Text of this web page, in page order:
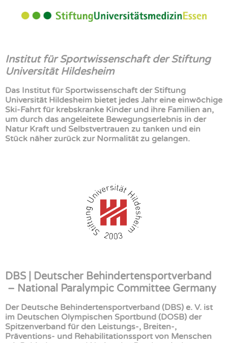
Institut für Sportwissenschaft der Stiftung
Universität Hildesheim
Das Institut für Sportwissenschaft der Stiftung
Universität Hildesheim bietet jedes Jahr eine einwöchige
Ski-Fahrt für krebskranke Kinder und ihre Familien an,
um durch das angeleitete Bewegungserlebnis in der
Natur Kraft und Selbstvertrauen zu tanken und ein
Stück näher zurück zur Normalität zu gelangen.
DBS | Deutscher Behindertensportverband
– National Paralympic Committee Germany
Der Deutsche Behindertensportverband (DBS) e. V. ist
im Deutschen Olympischen Sportbund (DOSB) der
Spitzenverband für den Leistungs-, Breiten-,
Präventions- und Rehabilitationssport von Menschen